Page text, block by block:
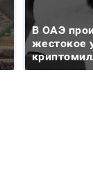
В ОАЭ
жестокое